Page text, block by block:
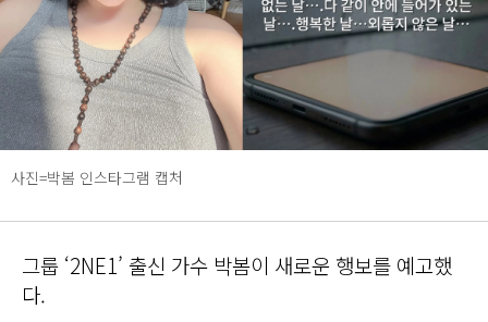
사진=박봄 인스타그램 캡처
그룹 ‘2NE1’ 출신 가수 박봄이 새로운 행보를 예고했
다.